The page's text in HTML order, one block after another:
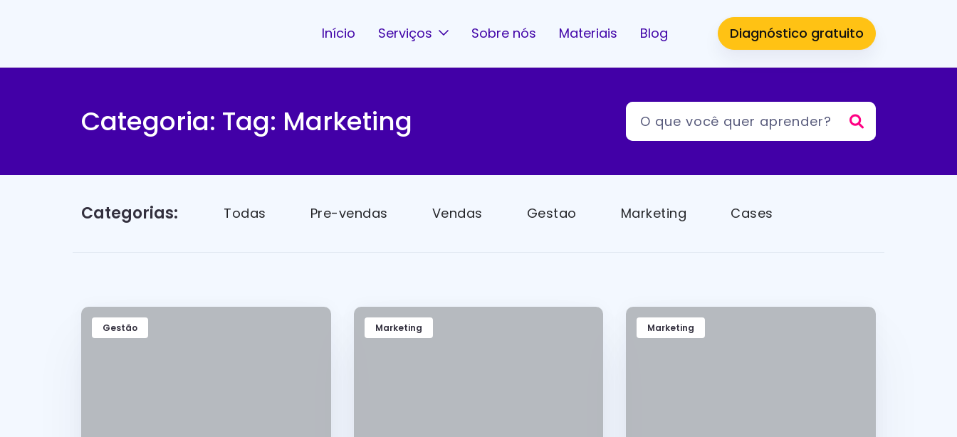
Início Serviços Sobre nós Materiais Blog Diagnóstico gratuito
Categoria: Tag: Marketing
Categorias: Todas Pre-vendas Vendas Gestao Marketing Cases
Gestão Marketing Marketing